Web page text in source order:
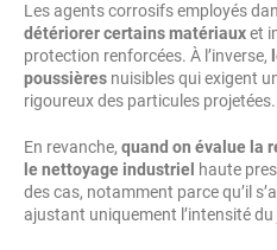
Les agents corrosifs employés
détériorer certains matériauxet
protection renforcées. À l’inverse,
poussières nuisibles qui exigent
rigoureux des particules projetées.
En revanche, quand on évalue la
le nettoyage industriel haute
des cas, notamment parce qu’il
ajustant uniquement l’intensité du